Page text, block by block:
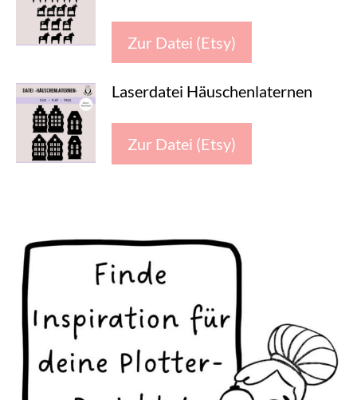
Zur Datei (Etsy)
Laserdatei Häuschenlaternen
Zur Datei (Etsy)